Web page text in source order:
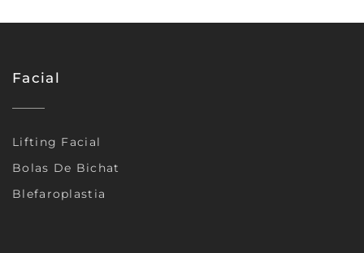
Facial
Lifting Facial
Bolas De Bichat
Blefaroplastia